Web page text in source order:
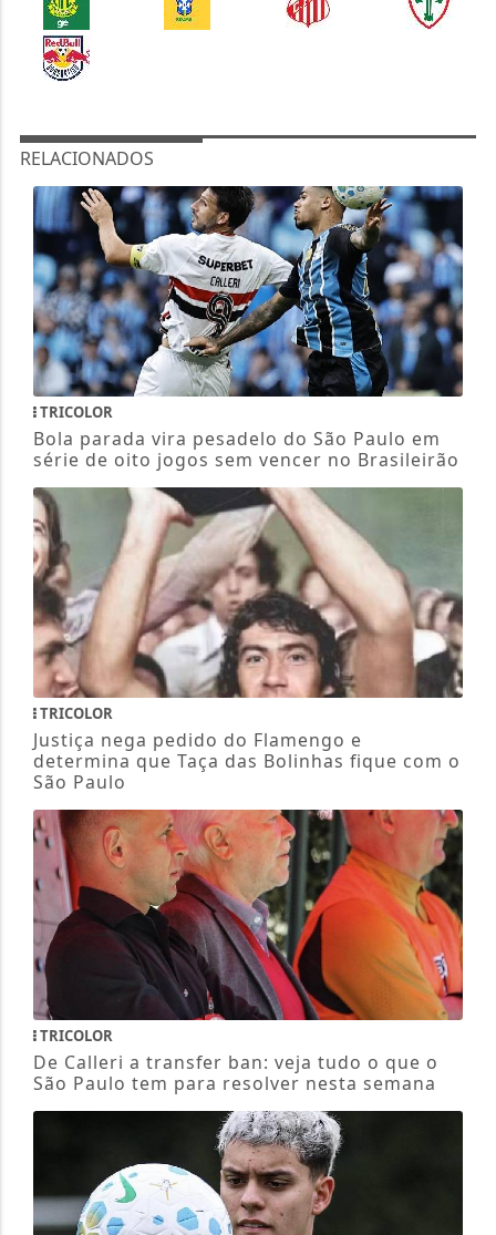
RELACIONADOS
TRICOLOR
Bola parada vira pesadelo do São Paulo em
série de oito jogos sem vencer no Brasileirão
TRICOLOR
Justiça nega pedido do Flamengo e
determina que Taça das Bolinhas fique com o
São Paulo
TRICOLOR
De Calleri a transfer ban: veja tudo o que o
São Paulo tem para resolver nesta semana